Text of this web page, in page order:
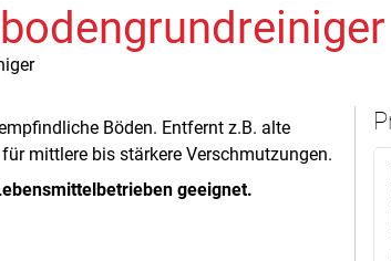
Böden. Entfernt z.B. alte
mittlere bis stärkere Verschmutzungen.
geeignet.